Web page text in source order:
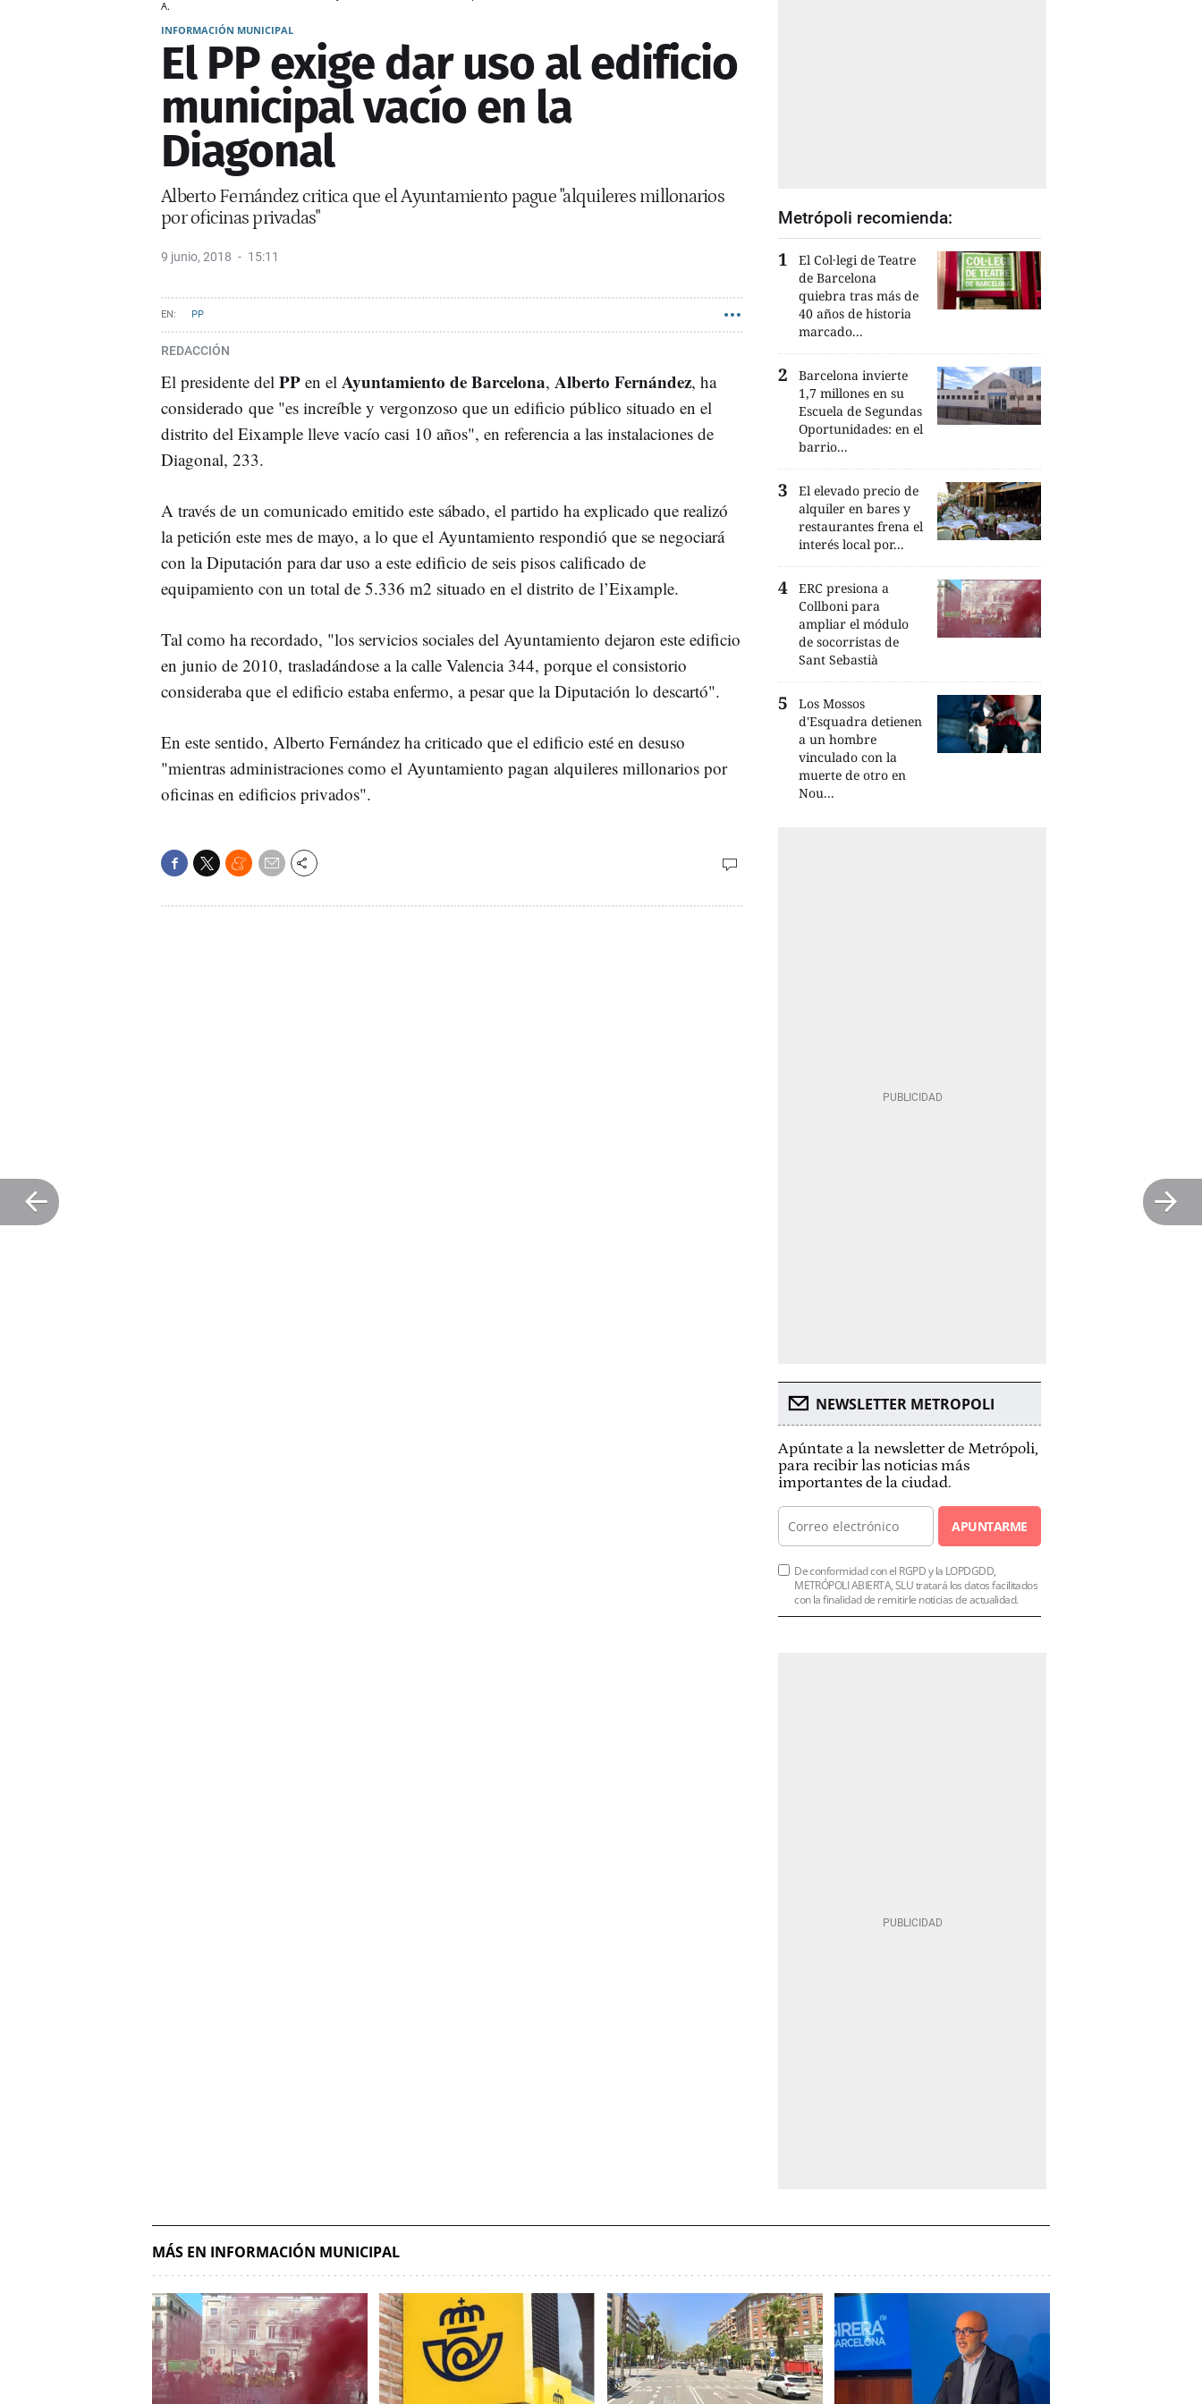
A.
INFORMACIÓN MUNICIPAL
El PP exige dar uso al edificio
municipal vacío en la
Diagonal
Alberto Fernández critica que el Ayuntamiento pague "alquileres millonarios
por oficinas privadas"
9 junio, 2018 15:11
PP
REDACCIÓN
El presidente del PP en el Ayuntamiento de Barcelona, Alberto Fernández, ha
considerado que "es increíble y vergonzoso que un edificio público situado en el
distrito del Eixample lleve vacío casi 10 años", en referencia a las instalaciones de
Diagonal, 233.
A través de un comunicado emitido este sábado, el partido ha explicado que realizó
la petición este mes de mayo, a lo que el Ayuntamiento respondió que se negociará
con la Diputación para dar uso a este edificio de seis pisos calificado de
equipamiento con un total de 5.336 m2 situado en el distrito de l’Eixample.
Tal como ha recordado, "los servicios sociales del Ayuntamiento dejaron este edificio
en junio de 2010, trasladándose a la calle Valencia 344, porque el consistorio
consideraba que el edificio estaba enfermo, a pesar que la Diputación lo descartó".
En este sentido, Alberto Fernández ha criticado que el edificio esté en desuso
"mientras administraciones como el Ayuntamiento pagan alquileres millonarios por
oficinas en edificios privados".
Metrópoli recomienda:
El Col·legi de Teatre
de Barcelona
quiebra tras más de
40 años de historia
marcado...
Barcelona invierte
1,7 millones en su
Escuela de Segundas
Oportunidades: en el
barrio...
El elevado precio de
alquiler en bares y
restaurantes frena el
interés local por...
ERC presiona a
Collboni para
ampliar el módulo
de socorristas de
Sant Sebastià
Los Mossos
d'Esquadra detienen
a un hombre
vinculado con la
muerte de otro en
Nou...
NEWSLETTER METROPOLI
Apúntate a la newsletter de Metrópoli,
para recibir las noticias más
importantes de la ciudad.
APUNTARME
De conformidad con el RGPD y la LOPDGDD,
METRÓPOLI ABIERTA, SLU tratará los datos facilitados
con la finalidad de remitirle noticias de actualidad.
MÁS EN INFORMACIÓN MUNICIPAL